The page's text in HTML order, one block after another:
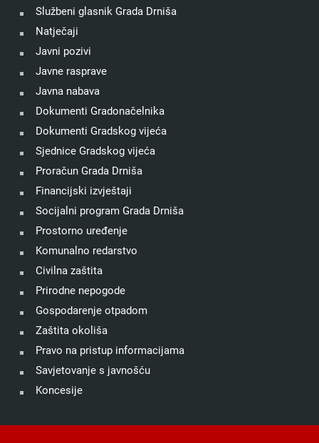
Službeni glasnik Grada Drniša
Natječaji
Javni pozivi
Javne rasprave
Javna nabava
Dokumenti Gradonačelnika
Dokumenti Gradskog vijeća
Sjednice Gradskog vijeća
Proračun Grada Drniša
Financijski izvještaji
Socijalni program Grada Drniša
Prostorno uređenje
Komunalno redarstvo
Civilna zaštita
Prirodne nepogode
Gospodarenje otpadom
Zaštita okoliša
Pravo na pristup informacijama
Savjetovanje s javnošću
Koncesije